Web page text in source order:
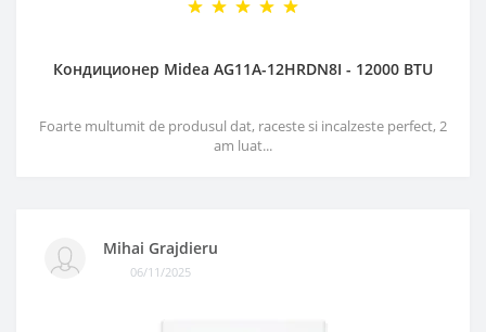
Кондиционер Midea AG11A-12HRDN8I - 12000 BTU
Foarte multumit de produsul dat, raceste si incalzeste perfect, 2
am luat...
Mihai Grajdieru
06/11/2025